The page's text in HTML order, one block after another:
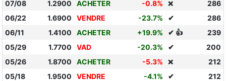
07/08
1.2900 ACHETER -0.8% ❌
286
06/22
1.6900 VENDRE -23.7% ✔
286
06/11
1.4100 ACHETER +19.9% ✔ 👍
239
05/29
1.7700 VAD -20.3% ✔
200
05/26
1.8700 ACHETER -5.3% ❌
212
05/18
1.9500 VENDRE -4.1% ✔
212